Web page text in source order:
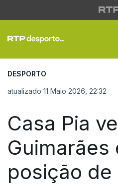
Casa Pia
DESPORTO
atualizado 11 Maio 2026, 22:32
Casa Pia
Guimarães
posição